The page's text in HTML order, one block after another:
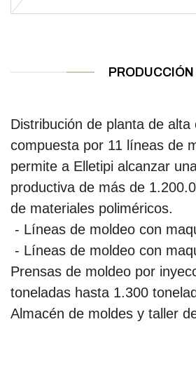
PRODUCCIÓN
Distribución de planta de alta
compuesta por 11 líneas de
permite a Elletipi alcanzar
productiva de más de
de materiales poliméricos.
- Líneas de moldeo con
- Líneas de moldeo con
Prensas de moldeo por
toneladas hasta 1.300
Almacén de moldes y taller